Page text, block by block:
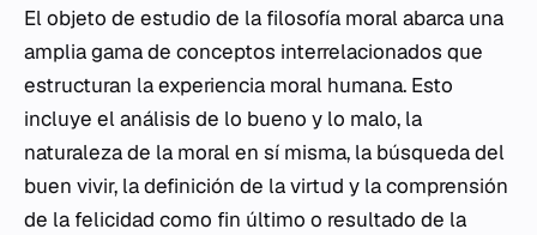
El objeto de estudio de la filosofía moral abarca una
amplia gama de conceptos interrelacionados que
estructuran la experiencia moral humana. Esto
incluye el análisis de lo bueno y lo malo, la
naturaleza de la moral en sí misma, la búsqueda del
buen vivir, la definición de la virtud y la comprensión
de la felicidad como fin último o resultado de la